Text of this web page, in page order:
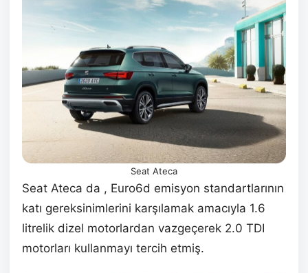
Seat Ateca
Seat Ateca da , Euro6d emisyon standartlarının
katı gereksinimlerini karşılamak amacıyla 1.6
litrelik dizel motorlardan vazgeçerek 2.0 TDI
motorları kullanmayı tercih etmiş.